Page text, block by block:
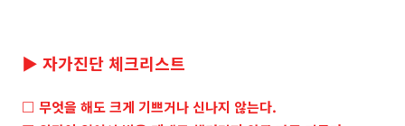
▶ 자가진단 체크리스트
□ 무엇을 해도 크게 기쁘거나 신나지 않는다.